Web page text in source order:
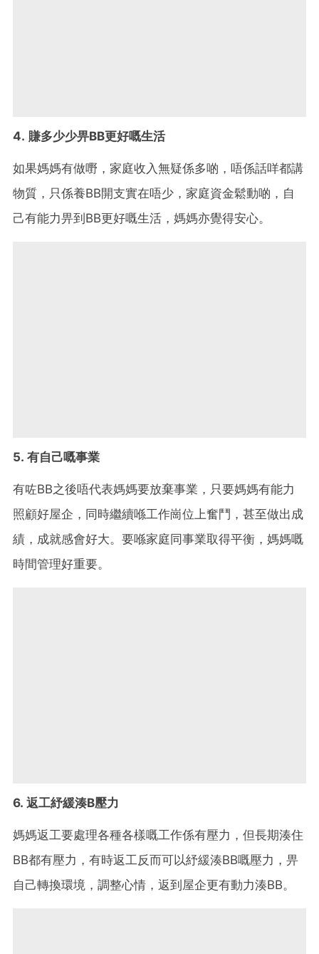
4. 賺多少少畀BB更好嘅生活
如果媽媽有做嘢，家庭收入無疑係多啲，唔係話咩都講
物質，只係養BB開支實在唔少，家庭資金鬆動啲，自
己有能力畀到BB更好嘅生活，媽媽亦覺得安心。
5. 有自己嘅事業
有咗BB之後唔代表媽媽要放棄事業，只要媽媽有能力
照顧好屋企，同時繼續喺工作崗位上奮鬥，甚至做出成
績，成就感會好大。要喺家庭同事業取得平衡，媽媽嘅
時間管理好重要。
6. 返工紓緩湊B壓力
媽媽返工要處理各種各樣嘅工作係有壓力，但長期湊住
BB都有壓力，有時返工反而可以紓緩湊BB嘅壓力，畀
自己轉換環境，調整心情，返到屋企更有動力湊BB。